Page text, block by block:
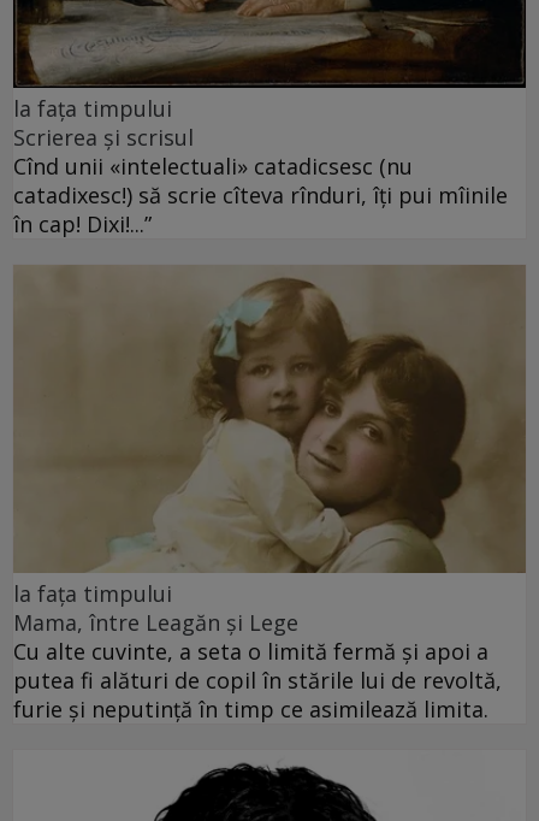
la fața timpului
Scrierea și scrisul
Cînd unii «intelectuali» catadicsesc (nu
catadixesc!) să scrie cîteva rînduri, îți pui mîinile
în cap! Dixi!...”
la fața timpului
Mama, între Leagăn și Lege
Cu alte cuvinte, a seta o limită fermă și apoi a
putea fi alături de copil în stările lui de revoltă,
furie și neputință în timp ce asimilează limita.